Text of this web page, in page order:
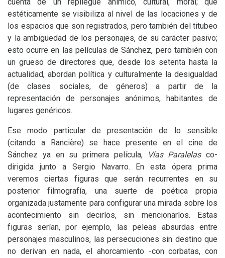
estéticamente se visibiliza al nivel de las locaciones y de
los espacios que son registrados, pero también del titubeo
y la ambigüedad de los personajes, de su carácter pasivo;
esto ocurre en las películas de Sánchez, pero también con
un grueso de directores que, desde los setenta hasta la
actualidad, abordan política y culturalmente la desigualdad
(de clases sociales, de géneros) a partir de la
representación de personajes anónimos, habitantes de
lugares genéricos.
Ese modo particular de presentación de lo sensible
(citando a Rancière) se hace presente en el cine de
Sánchez ya en su primera película,
Vías Paralelasco-
dirigida junto a Sergio Navarro. En esta ópera prima
veremos ciertas figuras que serán recurrentes en su
posterior filmografía, una suerte de poética propia
organizada justamente para configurar una mirada sobre los
acontecimiento sin decirlos, sin mencionarlos. Estas
figuras serían, por ejemplo, las peleas absurdas entre
personajes masculinos, las persecuciones sin destino que
no derivan en nada, el ahorcamiento -con corbatas, con